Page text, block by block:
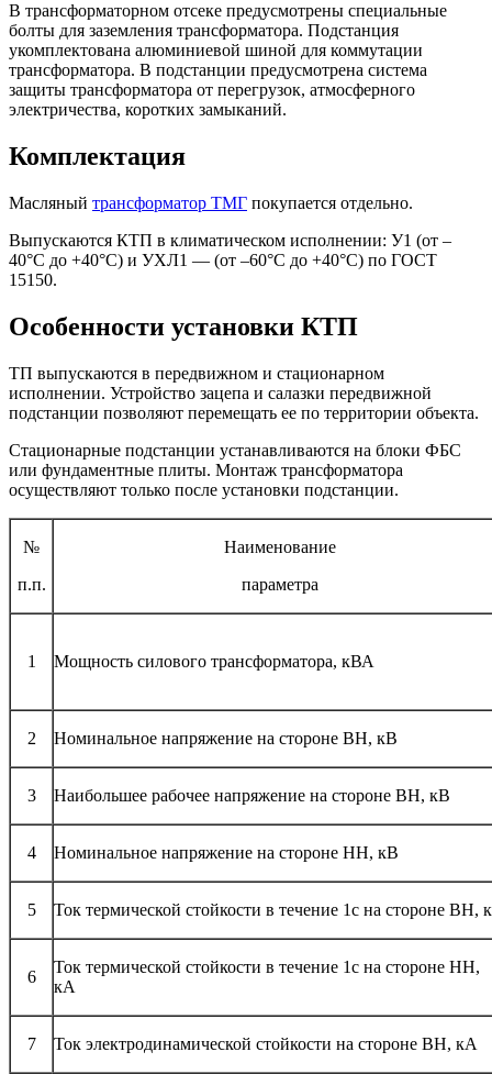
В трансформаторном отсеке предусмотрены специальные
болты для заземления трансформатора. Подстанция
укомплектована алюминиевой шиной для коммутации
трансформатора. В подстанции предусмотрена система
защиты трансформатора от перегрузок, атмосферного
электричества, коротких замыканий.
Комплектация
Масляный трансформатор ТМГ покупается отдельно.
Выпускаются КТП в климатическом исполнении: У1 (от –
40°C до +40°C) и УХЛ1 — (от –60°C до +40°C) по ГОСТ
15150.
Особенности установки КТП
ТП выпускаются в передвижном и стационарном
исполнении. Устройство зацепа и салазки передвижной
подстанции позволяют перемещать ее по территории объекта.
Стационарные подстанции устанавливаются на блоки ФБС
или фундаментные плиты. Монтаж трансформатора
осуществляют только после установки подстанции.
№
п.п.
Наименование
параметра
1 Мощность силового трансформатора, кВА
2 Номинальное напряжение на стороне ВН, кВ
3 Наибольшее рабочее напряжение на стороне ВН, кВ
4 Номинальное напряжение на стороне НН, кВ
5 Ток термической стойкости в течение 1с на стороне ВН,
6
Ток термической стойкости в течение 1с на стороне НН,
кА
7 Ток электродинамической стойкости на стороне ВН, кА